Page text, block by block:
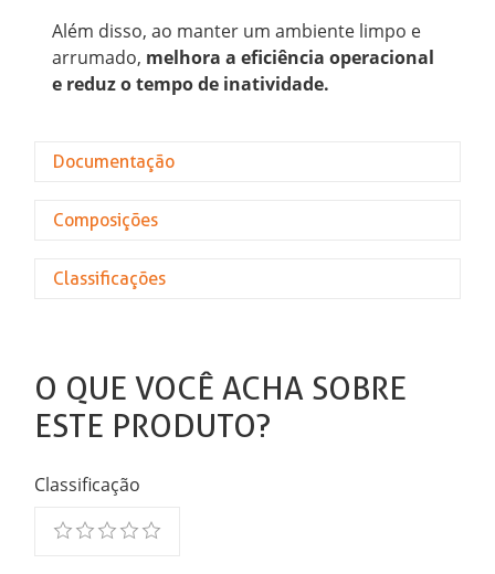
Além disso, ao manter um ambiente limpo e
arrumado, melhora a eficiência operacional
e reduz o tempo de inatividade.
Documentação
Composições
Classificações
O QUE VOCÊ ACHA SOBRE
ESTE PRODUTO?
Classificação